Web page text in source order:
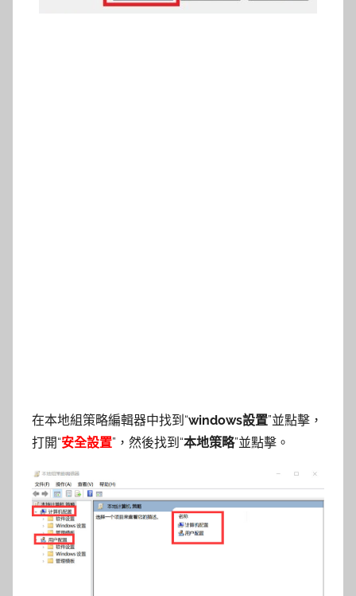
在本地組策略編輯器中找到“windows設置”並點擊，
打開“安全設置”，然後找到“本地策略”並點擊。